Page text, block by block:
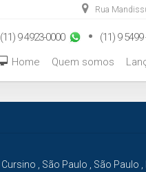
Rua
(11) 9 4923-0000 (11) 9 5499
Quem somos
Home
Cursino São Paulo São Paulo